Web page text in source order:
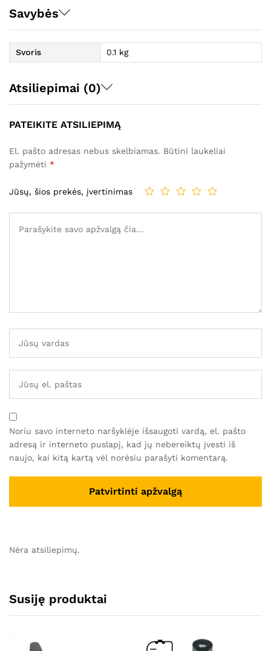
Savybės
Svoris 0.1 kg
Atsiliepimai (0)
PATEIKITE ATSILIEPIMĄ
El. pašto adresas nebus skelbiamas. Būtini laukeliai
pažymėti *
Jūsų, šios prekės, įvertinimas
Noriu savo interneto naršyklėje išsaugoti vardą, el. pašto
adresą ir interneto puslapį, kad jų nebereiktų įvesti iš
naujo, kai kitą kartą vėl norėsiu parašyti komentarą.
Nėra atsiliepimų.
Susiję produktai